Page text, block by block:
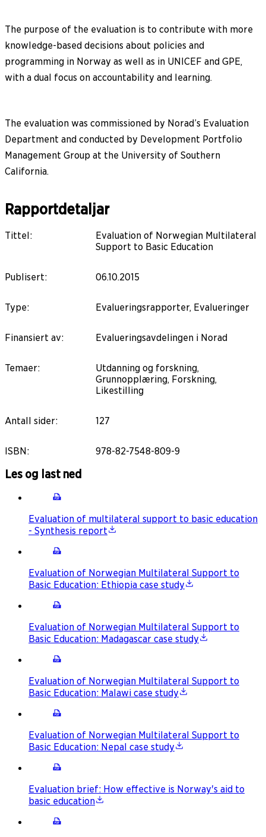
The purpose of the evaluation is to contribute with more
knowledge-based decisions about policies and
programming in Norway as well as in UNICEF and GPE,
with a dual focus on accountability and learning.
The evaluation was commissioned by Norad’s Evaluation
Department and conducted by Development Portfolio
Management Group at the University of Southern
California.
Rapportdetaljar
Tittel:
Evaluation of Norwegian Multilateral
Support to Basic Education
Publisert: 06.10.2015
Type: Evalueringsrapporter, Evalueringer
Finansiert av: Evalueringsavdelingen i Norad
Temaer:
Utdanning og forskning,
Grunnopplæring, Forskning,
Likestilling
Antall sider: 127
ISBN: 978-82-7548-809-9
Les og last ned
Evaluation of multilateral support to basic education
- Synthesis report
Evaluation of Norwegian Multilateral Support to
Basic Education: Ethiopia case study
Evaluation of Norwegian Multilateral Support to
Basic Education: Madagascar case study
Evaluation of Norwegian Multilateral Support to
Basic Education: Malawi case study
Evaluation of Norwegian Multilateral Support to
Basic Education: Nepal case study
Evaluation brief: How effective is Norway's aid to
basic education